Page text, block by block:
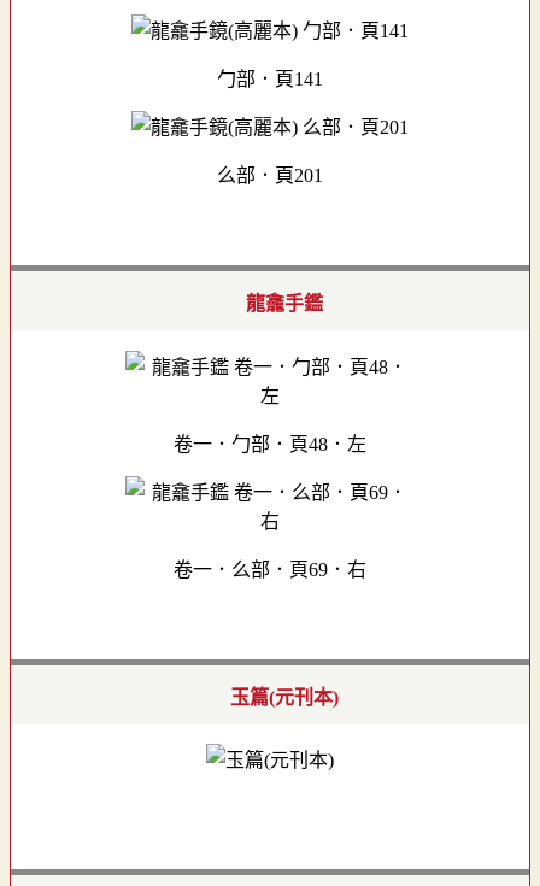
勹部．頁141
么部．頁201
龍龕手鑑
卷一．勹部．頁48．左
卷一．么部．頁69．右
玉篇(元刊本)